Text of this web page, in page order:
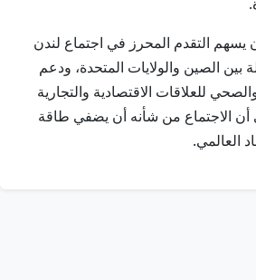
التقدم المحرز في اجتماع لندن
بين الصين والولايات المتحدة، ودعم
للعلاقات الاقتصادية والتجارية
أن الاجتماع من شأنه أن يضفي طاقة
العالمي.